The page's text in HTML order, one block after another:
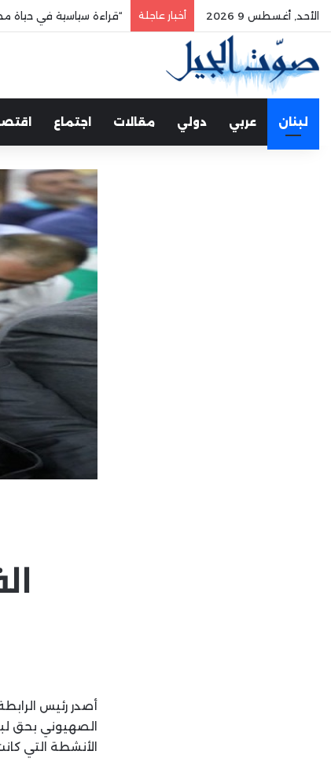
الأحد, أغسطس 9 2026 أخبار عاجلة “قراءة سياسية في حياة
لبنان عربي دولي مقالات اجتماع
أصدر رئيس
الصهيوني بحق
الأنشطة التي